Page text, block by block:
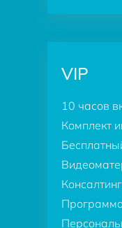
VIP
10 часов
Комплект